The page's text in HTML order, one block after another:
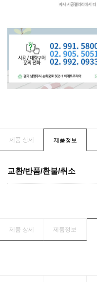
제품 상세 제품정보
교환/반품/환불/취소
제품 상세 제품정보